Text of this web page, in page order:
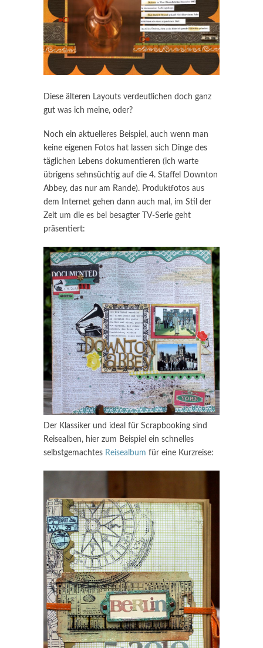
Diese älteren Layouts verdeutlichen doch ganz
gut was ich meine, oder?
Noch ein aktuelleres Beispiel, auch wenn man
keine eigenen Fotos hat lassen sich Dinge des
täglichen Lebens dokumentieren (ich warte
übrigens sehnsüchtig auf die 4. Staffel Downton
Abbey, das nur am Rande). Produktfotos aus
dem Internet gehen dann auch mal, im Stil der
Zeit um die es bei besagter TV-Serie geht
präsentiert:
Der Klassiker und ideal für Scrapbooking sind
Reisealben, hier zum Beispiel ein schnelles
selbstgemachtes Reisealbum für eine Kurzreise: